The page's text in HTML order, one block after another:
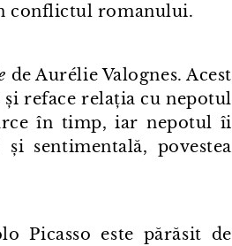
conflictul romanului.
de Aurélie Valognes. Acest
reface relația cu nepotul
în timp, iar nepotul îi
sentimentală, povestea
Picasso este părăsit de